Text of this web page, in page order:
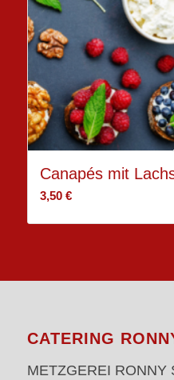
Canapés mit
3,50 €
CATERING
METZGEREI RONNY